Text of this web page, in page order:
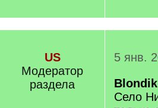
US
Модератор
раздела
5 янв.
Blondik
Село